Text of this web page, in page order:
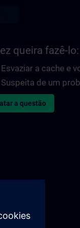
queira fazê-lo:
Esvaziar a cache e
Suspeita de um
a questão